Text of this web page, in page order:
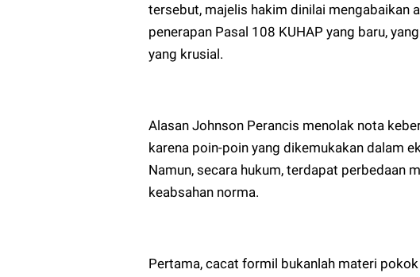
tersebut, majelis hakim dinilai mengabaikan
penerapan Pasal 108 KUHAP yang baru,
yang krusial.
Alasan Johnson Perancis menolak nota
karena poin-poin yang dikemukakan dalam
Namun, secara hukum, terdapat perbedaan
keabsahan norma.
Pertama, cacat formil bukanlah materi